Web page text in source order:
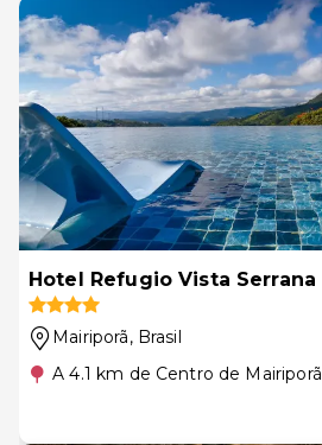
Hotel Refugio Vista Serrana
Mairiporã, Brasil
A 4.1 km de Centro de Mairiporã